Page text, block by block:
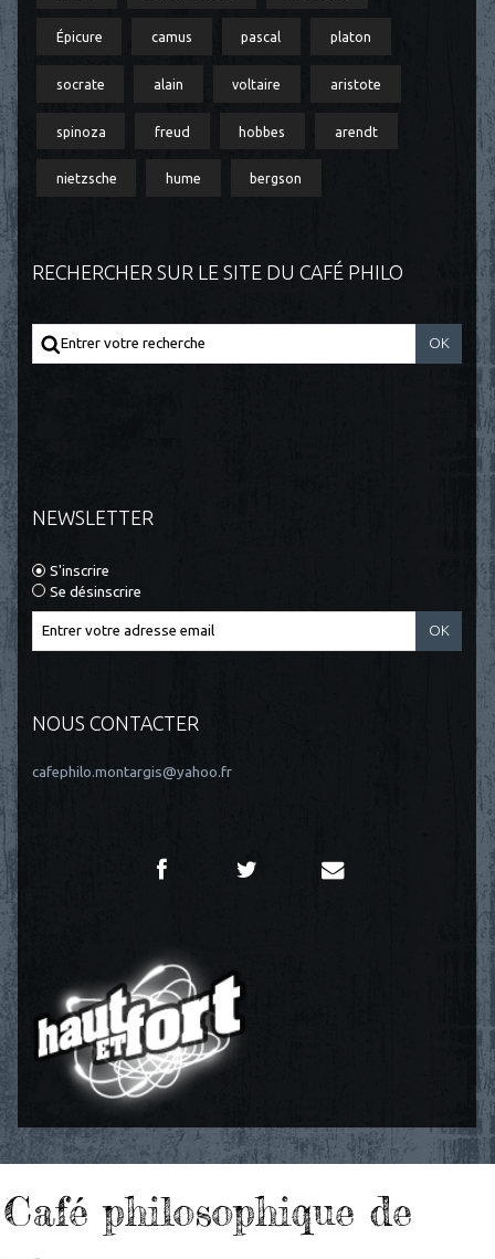
Épicure camus pascal platon
socrate alain voltaire aristote
spinoza freud hobbes arendt
nietzsche hume bergson
RECHERCHER SUR LE SITE DU CAFÉ PHILO
NEWSLETTER
S'inscrire
Se désinscrire
NOUS CONTACTER
cafephilo.montargis@yahoo.fr
Café philosophique de